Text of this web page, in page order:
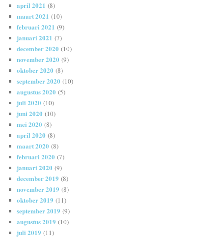
april 2021 (8)
maart 2021 (10)
februari 2021 (9)
januari 2021 (7)
december 2020 (10)
november 2020 (9)
oktober 2020 (8)
september 2020 (10)
augustus 2020 (5)
juli 2020 (10)
juni 2020 (10)
mei 2020 (8)
april 2020 (8)
maart 2020 (8)
februari 2020 (7)
januari 2020 (9)
december 2019 (8)
november 2019 (8)
oktober 2019 (11)
september 2019 (9)
augustus 2019 (10)
juli 2019 (11)